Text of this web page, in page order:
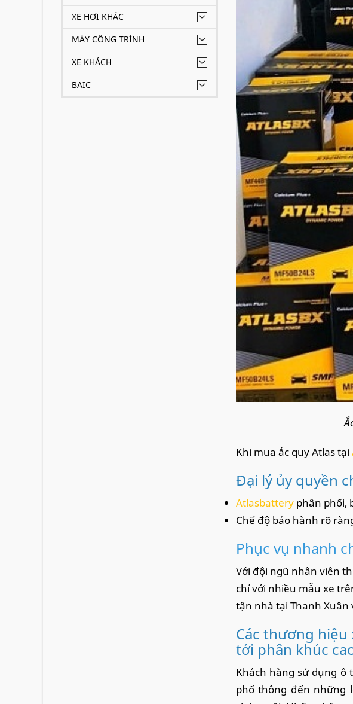
XE HƠI KHÁC
MÁY CÔNG TRÌNH
XE KHÁCH
BAIC
Khi mua ắc quy Atlas tại
Đại lý ủy quyền
Atlasbatteryphân phối,
Chế độ bảo hành rõ
Phục vụ nhanh
Với đội ngũ nhân viên
chỉ với nhiều mẫu xe
tận nhà tại Thanh Xuân
Các thương
tới phân khúc
Khách hàng sử dụng ô
phổ thông đến những